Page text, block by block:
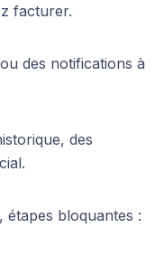
facturer.
des notifications à
des
bloquantes :